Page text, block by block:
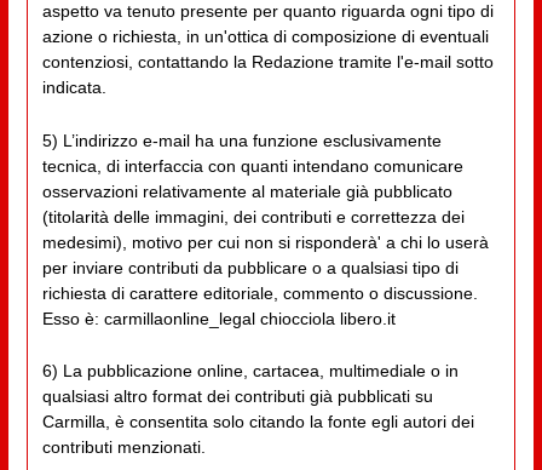
aspetto va tenuto presente per quanto riguarda ogni tipo di
azione o richiesta, in un'ottica di composizione di eventuali
contenziosi, contattando la Redazione tramite l'e-mail sotto
indicata.
5) L’indirizzo e-mail ha una funzione esclusivamente
tecnica, di interfaccia con quanti intendano comunicare
osservazioni relativamente al materiale già pubblicato
(titolarità delle immagini, dei contributi e correttezza dei
medesimi), motivo per cui non si risponderà' a chi lo userà
per inviare contributi da pubblicare o a qualsiasi tipo di
richiesta di carattere editoriale, commento o discussione.
Esso è: carmillaonline_legal chiocciola libero.it
6) La pubblicazione online, cartacea, multimediale o in
qualsiasi altro format dei contributi già pubblicati su
Carmilla, è consentita solo citando la fonte egli autori dei
contributi menzionati.